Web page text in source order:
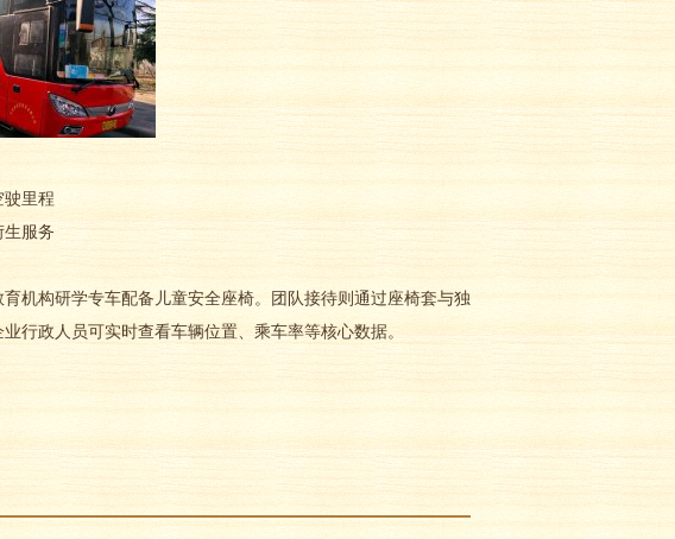
里程
服务
构研学专车配备儿童安全座椅。团队接待则通过座椅套与独
行政人员可实时查看车辆位置、乘车率等核心数据。